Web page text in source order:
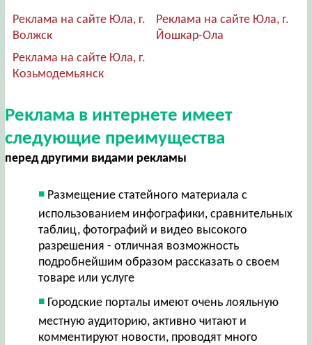
Реклама на сайте Юла, г.
Волжск
Реклама на сайте Юла, г.
Йошкар-Ола
Реклама на сайте Юла, г.
Козьмодемьянск
Реклама в интернете имеет
следующие преимущества
перед другими видами рекламы
Размещение статейного материала с
использованием инфографики, сравнительных
таблиц, фотографий и видео высокого
разрешения - отличная возможность
подробнейшим образом рассказать о своем
товаре или услуге
Городские порталы имеют очень лояльную
местную аудиторию, активно читают и
комментируют новости, проводят много